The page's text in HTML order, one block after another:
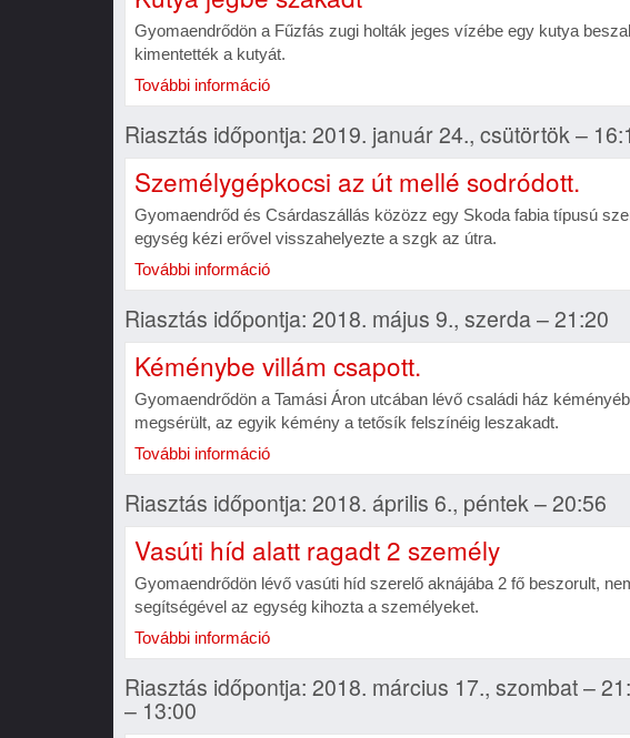
Gyomaendrődön a Fűzfás zugi holták jeges vízébe egy kutya
kimentették a kutyát.
További információ
Riasztás időpontja: 2019. január 24., csütörtök –
Személygépkocsi az út mellé sodródott.
Gyomaendrőd és Csárdaszállás közözz egy Skoda fabia típusú
egység kézi erővel visszahelyezte a szgk az útra.
További információ
Riasztás időpontja: 2018. május 9., szerda – 21:20
Kéménybe villám csapott.
Gyomaendrődön a Tamási Áron utcában lévő családi ház
megsérült, az egyik kémény a tetősík felszínéig leszakadt.
További információ
Riasztás időpontja: 2018. április 6., péntek – 20:56
Vasúti híd alatt ragadt 2 személy
Gyomaendrődön lévő vasúti híd szerelő aknájába 2 fő beszorult,
segítségével az egység kihozta a személyeket.
További információ
Riasztás időpontja: 2018. március 17., szombat –
– 13:00